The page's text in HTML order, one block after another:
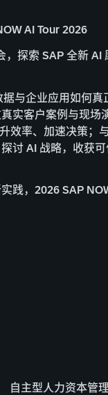
AI Tour 2026
，探索 SAP 全新 AI
与企业应用如何真
实客户案例与现场
效率、加速决策；
讨 AI 战略，收获
践，2026 SAP
自主型人力资本管